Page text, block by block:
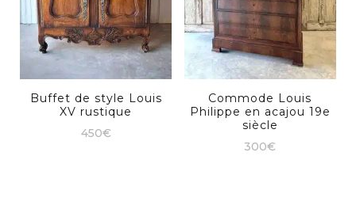
Buffet de style Louis
XV rustique
450€
Commode Louis
Philippe en acajou 19e
siècle
300€